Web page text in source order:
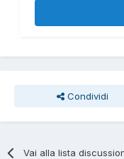
Condividi
Vai alla lista